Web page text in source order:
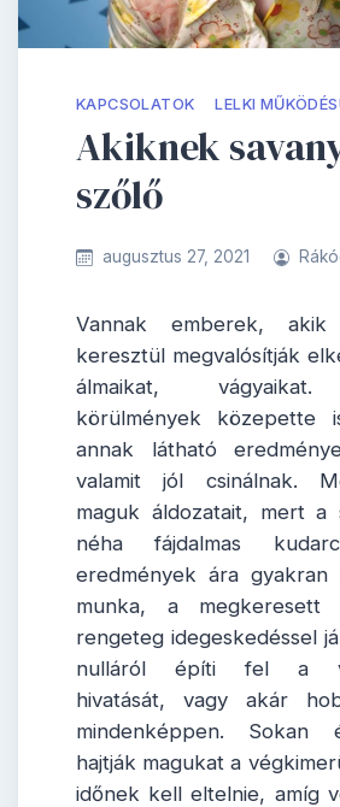
KAPCSOLATOK LELKI
Akiknek
szőlő
augusztus 27, 2021
Vannak emberek, akik
keresztül megvalósítják
álmaikat, vágyaikat.
körülmények közepette
annak látható
valamit jól csinálnak.
maguk áldozatait, mert a
néha fájdalmas
eredmények ára gyakran
munka, a megkeresett
rengeteg idegeskedéssel
nulláról építi fel a
hivatását, vagy akár
mindenképpen. Sokan
hajtják magukat a
időnek kell eltelnie, amíg